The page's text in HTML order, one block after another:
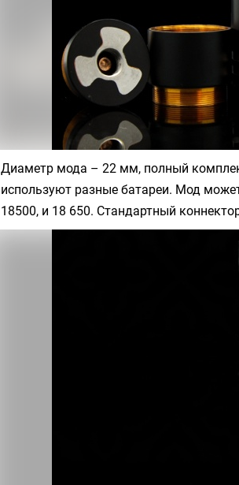
Диаметр мода – 22 мм, полный
используют разные батареи. Мод
18500, и 18 650. Стандартный